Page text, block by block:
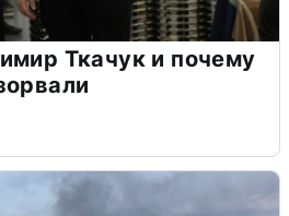
Ткачук и почему